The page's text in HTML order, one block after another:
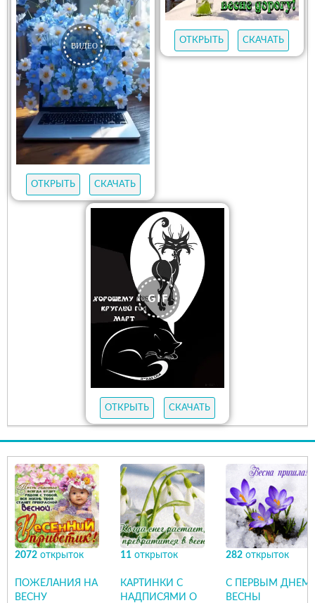
ОТКРЫТЬ СКАЧАТЬ
ОТКРЫТЬ СКАЧАТЬ
ОТКРЫТЬ СКАЧАТЬ
2072 открыток
ПОЖЕЛАНИЯ НА
ВЕСНУ
11 открыток
КАРТИНКИ С
НАДПИСЯМИ О
282 открыток
С ПЕРВЫМ ДНЕМ
ВЕСНЫ